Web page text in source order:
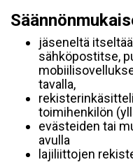
jäseneltä
sähköpostitse,
tavalla,
toimihenkilön
evästeiden tai
avulla
lajiliittojen